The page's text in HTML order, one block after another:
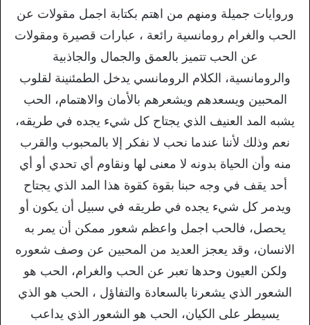
وروايات جميلة ومنهم من اهتم بكتابة اجمل مقولات عن
الحب والغرام رومانسية رائعة ، عبارات قصيرة ومقولات
عن الحب تتميز بالعمق والجمال والجاذبية
والرومانسية، الكلام الرومانسي يدخل الطمئنينة لقلوب
المحبين ويسعدهم ويشعرهم بالأمان والاهتمام، الحب
يشبه المد العنيف الذي يجتاح كل شيء يجده في طريقه،
نعم وذلك لأننا عندما نحب لا نفكر إلا بالمحبوب والقرب
منه وأن الحياة بدونه لا معنى لها ونقاوم أي تحدي أو أي
أحد يقف في وجه حبنا بقوة كقوة هذا المد الذي يجتاح
ويدمر كل شيء يجده في طريقه في سبيل أن يكون أو
يحصل، فالحب اجمل واعظم شعور ممكن أن يمر به
الانسان، وقد يعجز العديد من المحبين عن وصف شعوره
ولكن العيون وحدها تعبر عن الحب والغرام، الحب هو
الشعور الذي يشعرنا بالسعادة والتفاؤل ، الحب هو الذي
يسيطر على الكيان، الحب هو الشعور الذي يداعب